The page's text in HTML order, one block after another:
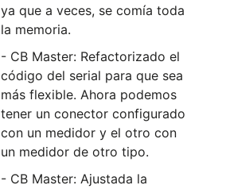
ya que a veces, se comía toda
la memoria.
- CB Master: Refactorizado el
código del serial para que sea
más flexible. Ahora podemos
tener un conector configurado
con un medidor y el otro con
un medidor de otro tipo.
- CB Master: Ajustada la